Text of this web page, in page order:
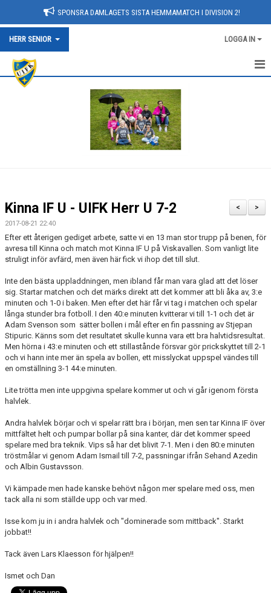
SPONSRA DAMLAGETS SISTA HEMMAMATCH I DIVISION 2!
HERR SENIOR LOGGA IN
NYHETER
DOKUMENT
KONTAKT
BORGÅS TANKAR
TABELL & RESULTAT
>
<
Kinna IF U - UIFK Herr U 7-2
2017-08-21 22:40
Efter ett återigen gediget arbete, satte vi en 13 man stor trupp på benen, för
avresa till Kinna och match mot Kinna IF U på Viskavallen. Som vanligt lite
struligt inför avfärd, men även här fick vi ihop det till slut.
Inte den bästa uppladdningen, men ibland får man vara glad att det löser
sig. Startar matchen och det märks direkt att det kommer att bli åka av, 3:e
minuten och 1-0 i baken. Men efter det här får vi tag i matchen och spelar
långa stunder bra fotboll. I den 40:e minuten kvitterar vi till 1-1 och det är
Adam Svenson som sätter bollen i mål efter en fin passning av Stjepan
Stipuric. Känns som det resultatet skulle kunna vara ett bra halvtidsresultat.
Men hörna i 43:e minuten och ett stillastånde försvar gör prickskyttet till 2-1
och vi hann inte mer än spela av bollen, ett misslyckat uppspel vändes till
en omställning 3-1 44:e minuten.
Lite trötta men inte uppgivna spelare kommer ut och vi går igenom första
halvlek.
Andra halvlek börjar och vi spelar rätt bra i början, men sen tar Kinna IF över
mittfältet helt och pumpar bollar på sina kanter, där det kommer speed
spelare med bra teknik. Vips så har det blivit 7-1. Men i den 80:e minuten
tröstmålar vi genom Adam Ismail till 7-2, passningar ifrån Sehand Azedin
och Albin Gustavsson.
Vi kämpade men hade kanske behövt någon mer spelare med oss, men
tack alla ni som ställde upp och var med.
Isse kom ju in i andra halvlek och "dominerade som mittback". Starkt
jobbat!!
Tack även Lars Klaesson för hjälpen!!
Ismet och Dan